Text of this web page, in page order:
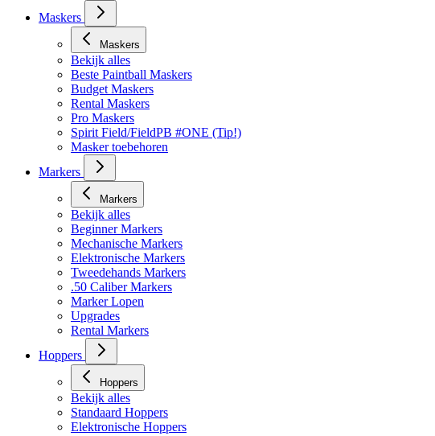
Maskers
Maskers
Bekijk alles
Beste Paintball Maskers
Budget Maskers
Rental Maskers
Pro Maskers
Spirit Field/FieldPB #ONE (Tip!)
Masker toebehoren
Markers
Markers
Bekijk alles
Beginner Markers
Mechanische Markers
Elektronische Markers
Tweedehands Markers
.50 Caliber Markers
Marker Lopen
Upgrades
Rental Markers
Hoppers
Hoppers
Bekijk alles
Standaard Hoppers
Elektronische Hoppers